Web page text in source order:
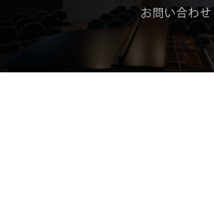
お問い合わせ